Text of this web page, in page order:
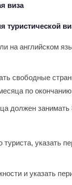
виза
туристической
английском
свободные
по
должен
указать
и указать